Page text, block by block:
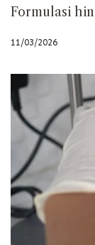
Formulasi
11/03/2026